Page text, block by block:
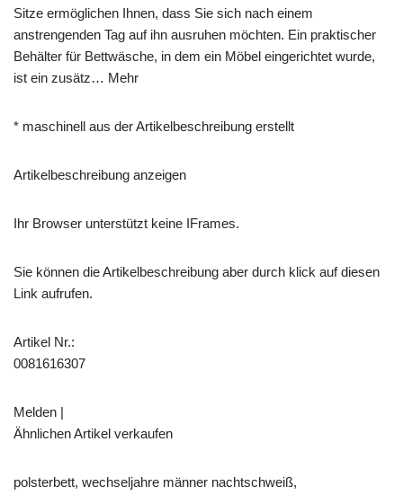
Sitze ermöglichen Ihnen, dass Sie sich nach einem
anstrengenden Tag auf ihn ausruhen möchten. Ein praktischer
Behälter für Bettwäsche, in dem ein Möbel eingerichtet wurde,
ist ein zusätz… Mehr
* maschinell aus der Artikelbeschreibung erstellt
Artikelbeschreibung anzeigen
Ihr Browser unterstützt keine IFrames.
Sie können die Artikelbeschreibung aber durch klick auf diesen
Link aufrufen.
Artikel Nr.:
0081616307
Melden |
Ähnlichen Artikel verkaufen
polsterbett, wechseljahre männer nachtschweiß,